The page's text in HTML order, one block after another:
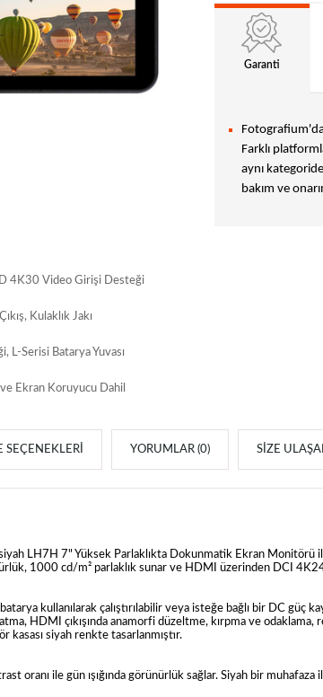
4K30 Video Girişi Desteği
Kulaklık Jakı
L-Serisi Batarya Yuvası
Ekran Koruyucu Dahil
Garanti
Farklı
aynı
bakım ve
SEÇENEKLERI YORUMLAR (0) SIZE
LH7H 7" Yüksek Parlaklıkta Dokunmatik Ekran Monitörü
1000 cd/m² parlaklık sunar ve HDMI üzerinden DCI
kullanılarak çalıştırılabilir veya isteğe bağlı bir DC güç
HDMI çıkışında anamorfi düzeltme, kırpma ve odaklama,
siyah renkte tasarlanmıştır.
ile gün ışığında görünürlük sağlar. Siyah bir muhafaza